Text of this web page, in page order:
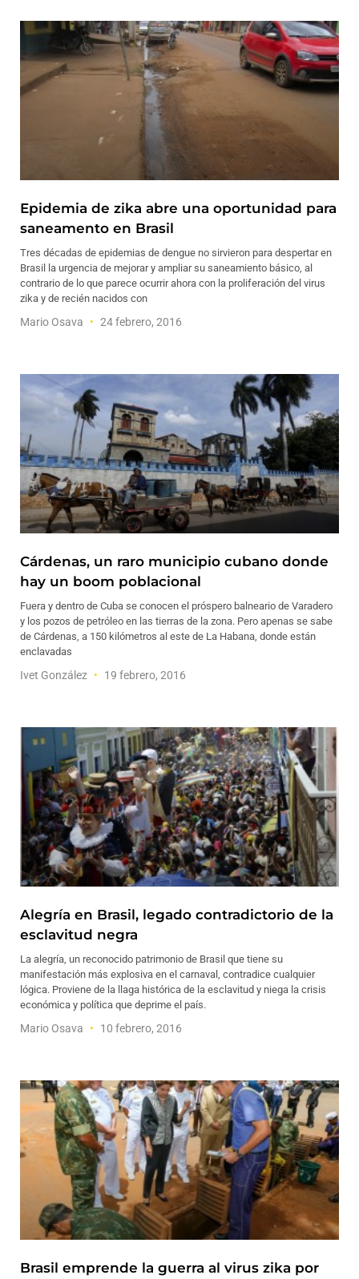
Epidemia de zika abre una oportunidad para
saneamento en Brasil
Tres décadas de epidemias de dengue no sirvieron para despertar en
Brasil la urgencia de mejorar y ampliar su saneamiento básico, al
contrario de lo que parece ocurrir ahora con la proliferación del virus
zika y de recién nacidos con
Mario Osava 24 febrero, 2016
Cárdenas, un raro municipio cubano donde
hay un boom poblacional
Fuera y dentro de Cuba se conocen el próspero balneario de Varadero
y los pozos de petróleo en las tierras de la zona. Pero apenas se sabe
de Cárdenas, a 150 kilómetros al este de La Habana, donde están
enclavadas
Ivet González 19 febrero, 2016
Alegría en Brasil, legado contradictorio de la
esclavitud negra
La alegría, un reconocido patrimonio de Brasil que tiene su
manifestación más explosiva en el carnaval, contradice cualquier
lógica. Proviene de la llaga histórica de la esclavitud y niega la crisis
económica y política que deprime el país.
Mario Osava 10 febrero, 2016
Brasil emprende la guerra al virus zika por